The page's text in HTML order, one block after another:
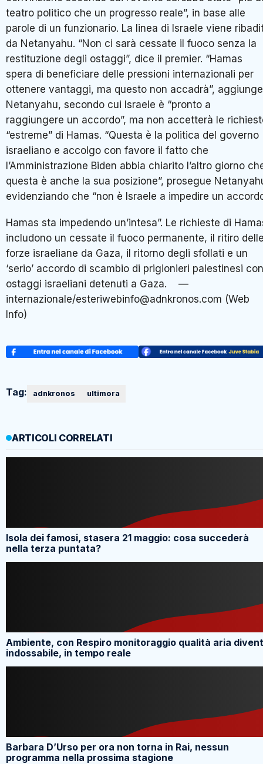
teatro politico che un progresso reale”, in base alle
parole di un funzionario. La linea di Israele viene
da Netanyahu. “Non ci sarà cessate il fuoco senza la
restituzione degli ostaggi”, dice il premier. “Hamas
spera di beneficiare delle pressioni internazionali per
ottenere vantaggi, ma questo non accadrà”, aggiunge
Netanyahu, secondo cui Israele è “pronto a
raggiungere un accordo”, ma non accetterà le
“estreme” di Hamas. “Questa è la politica del governo
israeliano e accolgo con favore il fatto che
l’Amministrazione Biden abbia chiarito l’altro giorno
questa è anche la sua posizione”, prosegue
evidenziando che “non è Israele a impedire un
Hamas sta impedendo un’intesa”. Le richieste di
includono un cessate il fuoco permanente, il ritiro
forze israeliane da Gaza, il ritorno degli sfollati e un
‘serio’ accordo di scambio di prigionieri palestinesi con
ostaggi israeliani detenuti a Gaza. —
internazionale/esteriwebinfo@adnkronos.com (Web
Info)
Tag: adnkronos ultimora
ARTICOLI CORRELATI
Isola dei famosi, stasera 21 maggio: cosa succederà
nella terza puntata?
Ambiente, con Respiro monitoraggio qualità aria
indossabile, in tempo reale
Barbara D’Urso per ora non torna in Rai, nessun
programma nella prossima stagione